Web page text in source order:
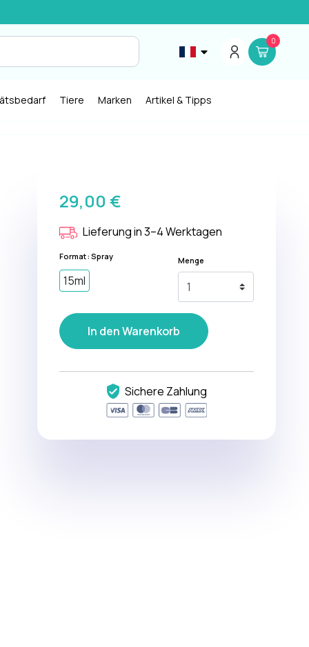
0
Tiere Marken Artikel & Tipps
29,00 €
Lieferung in 3–4 Werktagen
Format : Spray
15ml
Menge
In den Warenkorb
Sichere Zahlung